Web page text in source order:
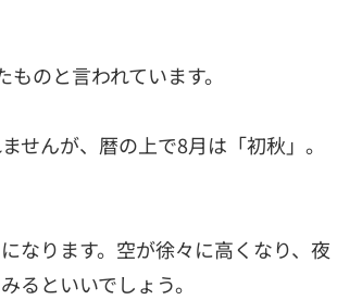
のと言われています。
せんが、暦の上で8月は「初秋」。
なります。空が徐々に高くなり、夜
といいでしょう。